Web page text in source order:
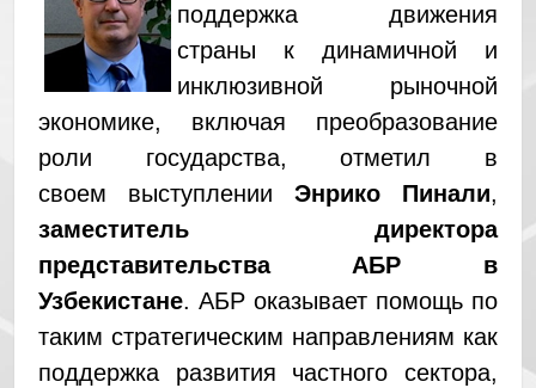
поддержка движения
страны к динамичной и
инклюзивной рыночной
экономике, включая преобразование
роли государства, отметил в
своем выступленииЭнрико Пинали,
заместитель директора
представительства АБР в
Узбекистане. АБР оказывает помощь по
таким стратегическим направлениям как
поддержка развития частного сектора,